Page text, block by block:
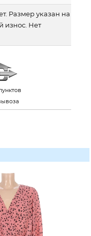
Размер указан на
износ. Нет